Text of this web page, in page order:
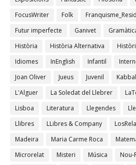
FocusWriter
Folk
Futur imperfecte
Ganivet
Història
Història Alternativa
Idiomes
InEnglish Infantil
Joan Oliver
Jueus Juvenil
L'Alguer
La Soledat del Llebrer
Lisboa
Literatura Llegendes
Llibres
LLibres & Company
Madeira
Maria Carme Roca
Microrelat
Misteri Música Nou-